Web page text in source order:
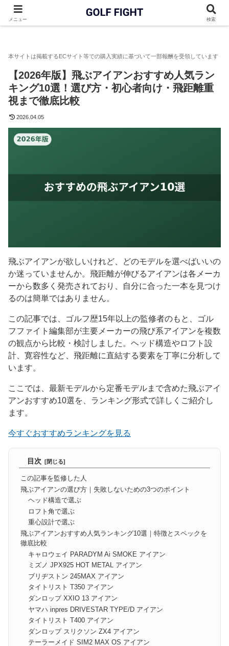
アイアン 【2026年版】飛ぶアイアンおすすめ人
【2026年版】飛ぶアイアンおすすめ人気ラン
キング10選！選び方・初心者向け・飛距離重
視まで徹底比較
2026.04.05
飛ぶアイアンが欲しいけれど、どのモデルを選べばいいの
か迷っていませんか。飛距離が伸びるアイアンは各メーカ
ーから数多く発売されており、自分に合った一本を見つけ
るのは簡単ではありません。
この記事では、ゴルフ歴15年以上の監修者のもと、ゴル
フファイト編集部が主要メーカーの飛び系アイアンを複数
の観点から比較・検討しました。ヘッド構造やロフト設
計、寛容性など、飛距離に直結する要素を丁寧に分析して
います。
ここでは、最新モデルから定番モデルまで含めた飛ぶアイ
アンおすすめ10選を、ランキング形式で詳しくご紹介し
ます。
今すぐおすすめランキングを見る
目次
この記事を監修した人
飛ぶアイアンの選び方｜失敗しないための3つのポイント
ヘッド構造で選ぶ
ロフト角で選ぶ
重心設計で選ぶ
飛ぶアイアンおすすめ人気ランキング10選｜特徴とスペックを
徹底比較
キャロウェイ PARADYM Ai SMOKE アイアン
ミズノ JPX925 HOT METAL アイアン
ブリヂストン 245MAX アイアン
タイトリスト T350 アイアン
ダンロップ XXIO 13 アイアン
ヤマハ inpres DRIVESTAR TYPE/D アイアン
タイトリスト T400 アイアン
ダンロップ スリクソン ZX4 アイアン
テーラーメイド SIM2 MAX OS アイアン
メニュー 検索